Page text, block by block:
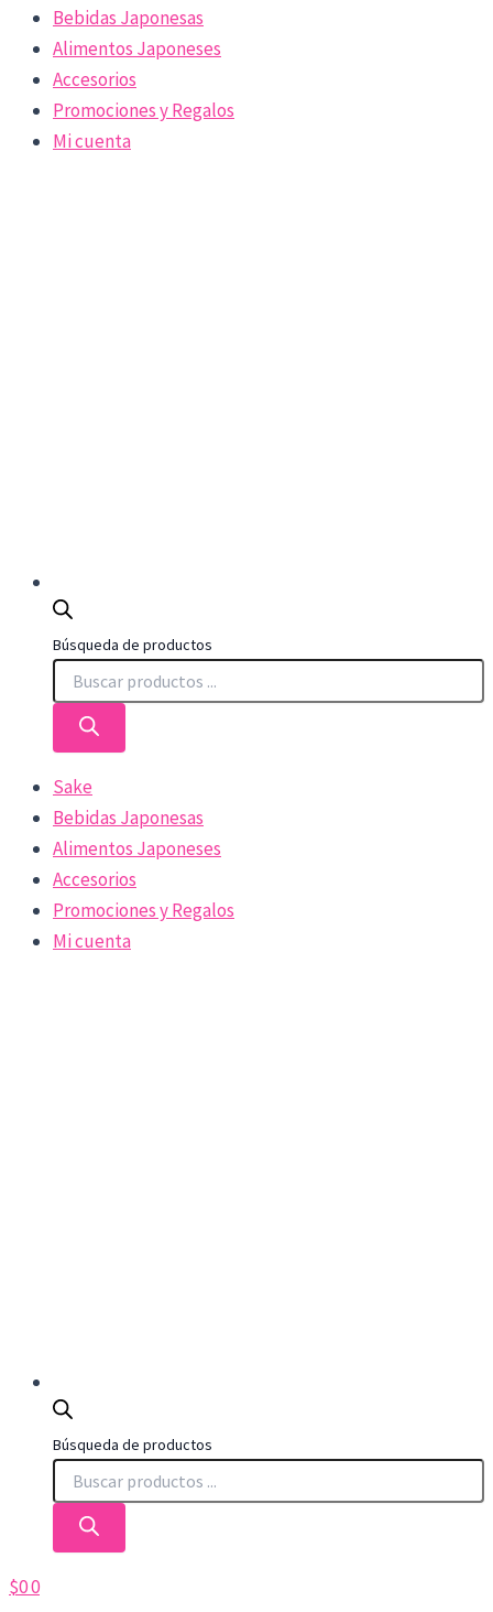
Bebidas Japonesas
Alimentos Japoneses
Accesorios
Promociones y Regalos
Mi cuenta
Búsqueda de productos
Sake
Bebidas Japonesas
Alimentos Japoneses
Accesorios
Promociones y Regalos
Mi cuenta
Búsqueda de productos
$00